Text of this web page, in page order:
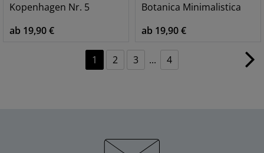
Kopenhagen Nr. 5
ab 19,90 €
Botanica Minimalistica
ab 19,90 €
1 2 3 ... 4